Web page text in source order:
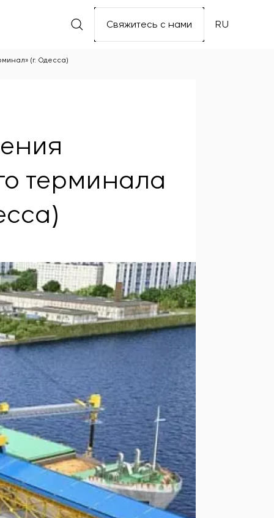
Свяжитесь с нами RU
(г. Одесса)
терминала